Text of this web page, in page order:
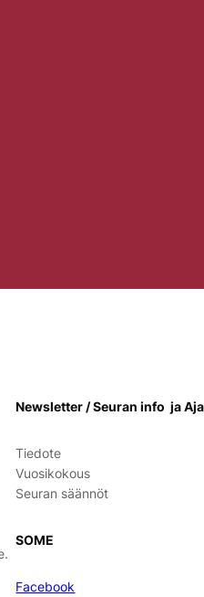
Newsletter / Seuran info ja
Tiedote
Vuosikokous
Seuran säännöt
SOME
Facebook